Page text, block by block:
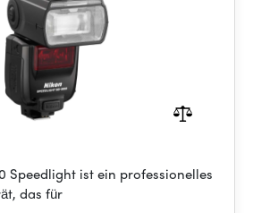
Speedlight ist ein professionelles
das für